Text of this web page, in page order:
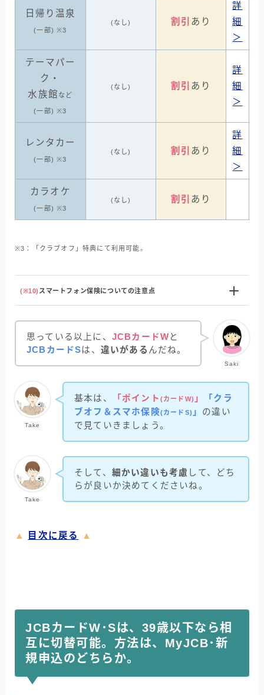
日帰り温泉
(一部) ※3
(なし) 割引 あり
詳
細
＞
テーマパー
ク・
水族館 など
(一部) ※3
(なし) 割引 あり
詳
細
＞
レンタカー
(一部) ※3
(なし) 割引 あり
詳
細
＞
カラオケ
(一部) ※3
(なし) 割引 あり
※3：「クラブオフ」特典にて利用可能。
(※10) スマートフォン保険についての注意点
Saki
思っている以上に、 JCBカードW と
JCBカードSは、 違いがある んだね。
Take
基本は、 「ポイント (カードW) 」
「クラ
ブオフ＆スマホ保険(カードS) 」 の違い
で見ていきましょう。
Take
そして、 細かい違いも考慮 して、どち
らが良いか決めてくださいね。
▲ 目次に戻る ▲
JCBカードW･Sは、39歳以下なら相
互に切替可能。方法は、MyJCB･新
規申込のどちらか。